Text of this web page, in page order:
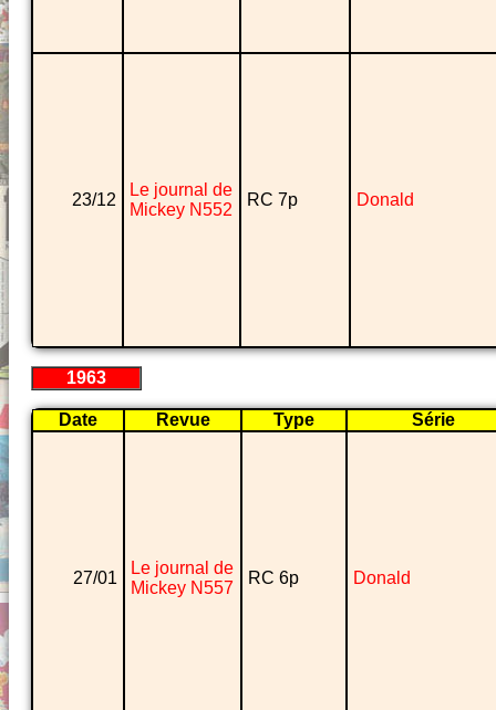
23/12
Le journal de
Mickey N552
RC 7p Donald
1963
Date Revue Type Série
27/01
Le journal de
Mickey N557
RC 6p Donald